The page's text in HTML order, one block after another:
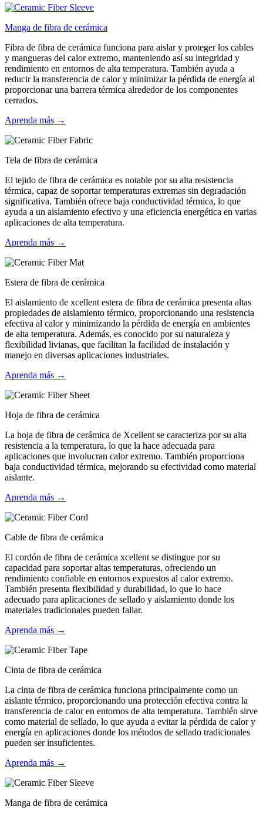
Manga de fibra de cerámica
Fibra de fibra de cerámica funciona para aislar y proteger los cables
y mangueras del calor extremo, manteniendo así su integridad y
rendimiento en entornos de alta temperatura. También ayuda a
reducir la transferencia de calor y minimizar la pérdida de energía al
proporcionar una barrera térmica alrededor de los componentes
cerrados.
Aprenda más →
Tela de fibra de cerámica
El tejido de fibra de cerámica es notable por su alta resistencia
térmica, capaz de soportar temperaturas extremas sin degradación
significativa. También ofrece baja conductividad térmica, lo que
ayuda a un aislamiento efectivo y una eficiencia energética en varias
aplicaciones de alta temperatura.
Aprenda más →
Estera de fibra de cerámica
El aislamiento de xcellent estera de fibra de cerámica presenta altas
propiedades de aislamiento térmico, proporcionando una resistencia
efectiva al calor y minimizando la pérdida de energía en ambientes
de alta temperatura. Además, es conocido por su naturaleza y
flexibilidad livianas, que facilitan la facilidad de instalación y
manejo en diversas aplicaciones industriales.
Aprenda más →
Hoja de fibra de cerámica
La hoja de fibra de cerámica de Xcellent se caracteriza por su alta
resistencia a la temperatura, lo que la hace adecuada para
aplicaciones que involucran calor extremo. También proporciona
baja conductividad térmica, mejorando su efectividad como material
aislante.
Aprenda más →
Cable de fibra de cerámica
El cordón de fibra de cerámica xcellent se distingue por su
capacidad para soportar altas temperaturas, ofreciendo un
rendimiento confiable en entornos expuestos al calor extremo.
También presenta flexibilidad y durabilidad, lo que lo hace
adecuado para aplicaciones de sellado y aislamiento donde los
materiales tradicionales pueden fallar.
Aprenda más →
Cinta de fibra de cerámica
La cinta de fibra de cerámica funciona principalmente como un
aislante térmico, proporcionando una protección efectiva contra la
transferencia de calor en entornos de alta temperatura. También sirve
como material de sellado, lo que ayuda a evitar la pérdida de calor y
energía en aplicaciones donde los métodos de sellado tradicionales
pueden ser insuficientes.
Aprenda más →
Manga de fibra de cerámica